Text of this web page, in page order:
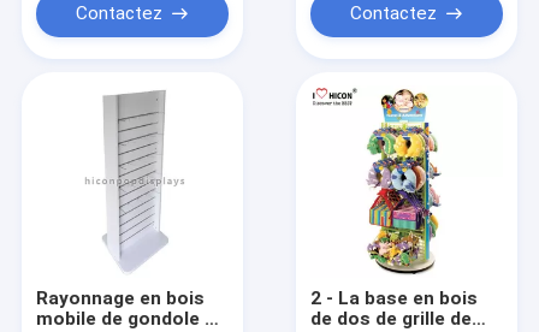
Produits
A propos de nous
Visite d'usine
Contactez Contactez
Rayonnage en bois
mobile de gondole de
2 - La base en bois
de dos de grille de